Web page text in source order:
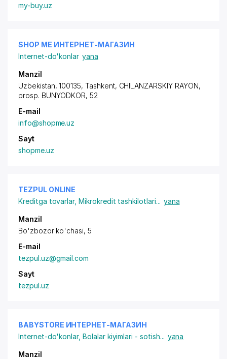
my-buy.uz
SHOP ME ИНТЕРНЕТ-МАГАЗИН
Internet-do'konlar yana
Manzil
Uzbekistan, 100135, Tashkent, CHILANZARSKIY RAYON,
prosp. BUNYODKOR, 52
E-mail
info@shopme.uz
Sayt
shopme.uz
TEZPUL ONLINE
Kreditga tovarlar,Mikrokredit tashkilotlari... yana
Manzil
Bo'zbozor ko'chasi, 5
E-mail
tezpul.uz@gmail.com
Sayt
tezpul.uz
BABYSTORE ИНТЕРНЕТ-МАГАЗИН
Internet-do'konlar,Bolalar kiyimlari - sotish... yana
Manzil